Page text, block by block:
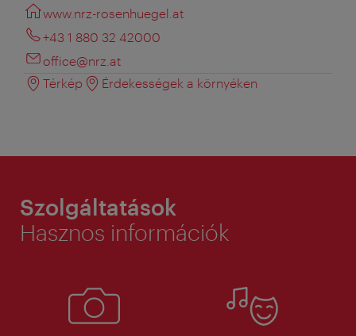
www.nrz-rosenhuegel.at
+43 1 880 32 42000
office@nrz.at
Térkép
Érdekességek a környéken
Szolgáltatások
Hasznos információk